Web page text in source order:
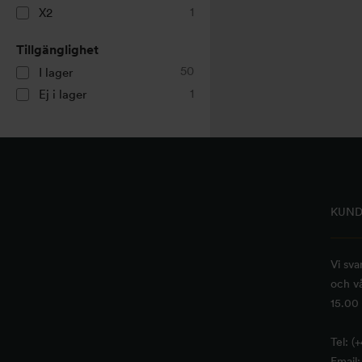
X2
1
Tillgänglighet
I lager
50
Ej i lager
1
Vi
och
15.00
Tel: